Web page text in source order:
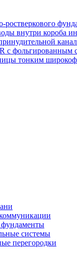
ростверкового
внутри короба
с фольгированным
тонким
фундаменты
системы
перегородки